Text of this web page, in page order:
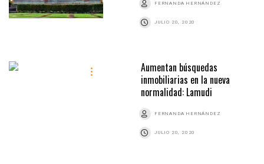
FERNANDA HERNÁNDEZ
JULIO 20, 2020
Aumentan búsquedas
inmobiliarias en la nueva
normalidad: Lamudi
FERNANDA HERNÁNDEZ
JULIO 20, 2020